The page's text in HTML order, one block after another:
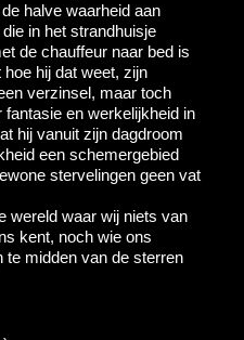
halve waarheid aan
in het strandhuisje
de chauffeur naar bed is
hij dat weet, zijn
verzinsel, maar toch
en werkelijkheid in
hij vanuit zijn dagdroom
een schemergebied
stervelingen geen vat
wereld waar wij niets van
kent, noch wie ons
te midden van de sterren